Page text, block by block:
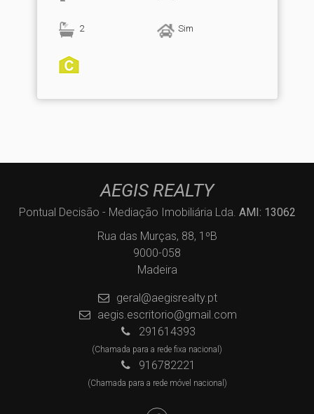
2 Sim
AEGIS REALTY
Pontual Decisão - Mediação Imobiliária Lda. AMI: 13062
Rua das Murças, 88, 1ºB
9000-058
Madeira
geral@aegisrealty.pt
aegis.escritorio@gmail.com
291614393
(Chamada para a rede fixa nacional)
916782221
(Chamada para a rede móvel nacional)